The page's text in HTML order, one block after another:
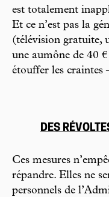
est totalement
Et ce n’est pas la
(télévision gratuite,
une aumône de 40
étouffer les craintes
DES
Ces mesures
répandre. Elles ne
personnels de